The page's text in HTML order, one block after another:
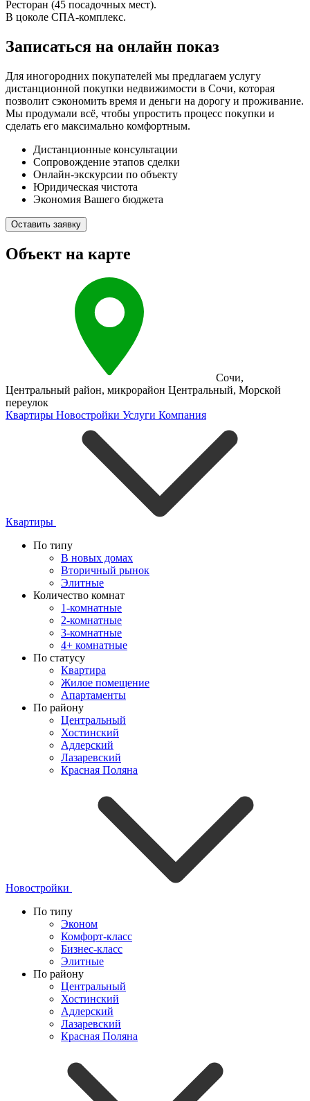
Ресторан (45 посадочных мест).
В цоколе СПА-комплекс.
Записаться на онлайн показ
Для иногородних покупателей мы предлагаем услугу
дистанционной покупки недвижимости в Сочи, которая
позволит сэкономить время и деньги на дорогу и проживание.
Мы продумали всё, чтобы упростить процесс покупки и
сделать его максимально комфортным.
Дистанционные консультации
Сопровождение этапов сделки
Онлайн-экскурсии по объекту
Юридическая чистота
Экономия Вашего бюджета
Оставить заявку
Объект на карте
Сочи,
Центральный район, микрорайон Центральный, Морской
переулок
Квартиры Новостройки Услуги Компания
Квартиры
По типу
В новых домах
Вторичный рынок
Элитные
Количество комнат
1-комнатные
2-комнатные
3-комнатные
4+ комнатные
По статусу
Квартира
Жилое помещение
Апартаменты
По району
Центральный
Хостинский
Адлерский
Лазаревский
Красная Поляна
Новостройки
По типу
Эконом
Комфорт-класс
Бизнес-класс
Элитные
По району
Центральный
Хостинский
Адлерский
Лазаревский
Красная Поляна